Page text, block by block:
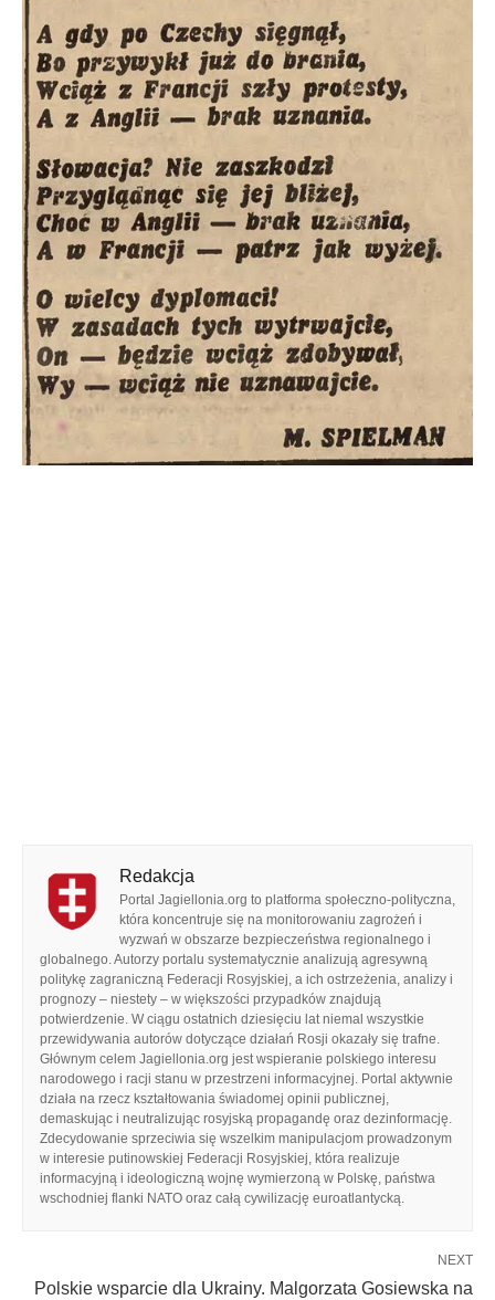
Redakcja
Portal Jagiellonia.org to platforma społeczno-polityczna,
która koncentruje się na monitorowaniu zagrożeń i
wyzwań w obszarze bezpieczeństwa regionalnego i
globalnego. Autorzy portalu systematycznie analizują agresywną
politykę zagraniczną Federacji Rosyjskiej, a ich ostrzeżenia, analizy i
prognozy – niestety – w większości przypadków znajdują
potwierdzenie. W ciągu ostatnich dziesięciu lat niemal wszystkie
przewidywania autorów dotyczące działań Rosji okazały się trafne.
Głównym celem Jagiellonia.org jest wspieranie polskiego interesu
narodowego i racji stanu w przestrzeni informacyjnej. Portal aktywnie
działa na rzecz kształtowania świadomej opinii publicznej,
demaskując i neutralizując rosyjską propagandę oraz dezinformację.
Zdecydowanie sprzeciwia się wszelkim manipulacjom prowadzonym
w interesie putinowskiej Federacji Rosyjskiej, która realizuje
informacyjną i ideologiczną wojnę wymierzoną w Polskę, państwa
wschodniej flanki NATO oraz całą cywilizację euroatlantycką.
NEXT
Polskie wsparcie dla Ukrainy. Malgorzata Gosiewska na